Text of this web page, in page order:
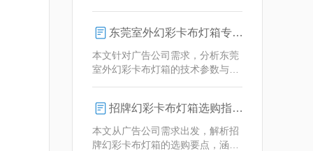
在动态效果与全天候耐用性上的专
业解决方案。
东莞室外幻彩卡布灯箱专业供应商技术解析
本文针对广告公司需求，分析东莞
室外幻彩卡布灯箱的技术参数与定
招牌幻彩卡布灯箱选购指南：广州广告公司专业视角
本文从广告公司需求出发，解析招
牌幻彩卡布灯箱的选购要点，涵盖